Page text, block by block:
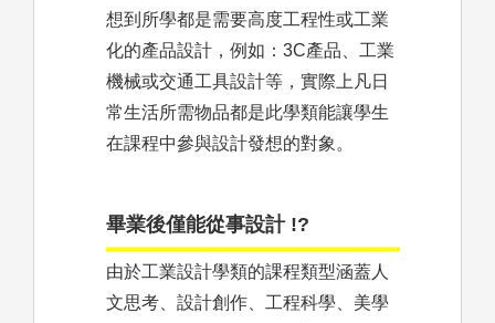
想到所學都是需要高度工程性或工業
化的產品設計，例如：3C產品、工業
機械或交通工具設計等，實際上凡日
常生活所需物品都是此學類能讓學生
在課程中參與設計發想的對象。
畢業後僅能從事設計 !?
由於工業設計學類的課程類型涵蓋人
文思考、設計創作、工程科學、美學